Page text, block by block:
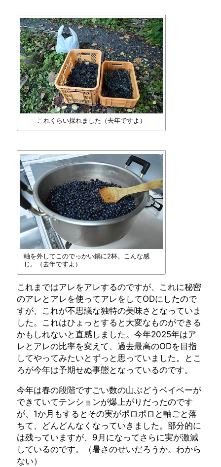
これくらい採れました（去年ですよ）
軸を外してこのでっかい鍋に2杯。こんな感
じ。（去年ですよ）
これまではアレをアレするのですが、これに秘密
のアレとアレを使ってアレをしてODにしたので
すが、これが不思議な独特の美味さとなっていま
した。これはひょっとすると大変なものができる
かもしれないと直感しました。今年2025年はア
レとアレの比率を変えて、過去最高のODを目指
してやってみたいとずっと思っていました。とこ
ろが今年は予期せぬ事態となっているのです。
今年は春の段階ですごい数の山ぶどうベイベーが
できていてテンションが爆上がりだったのです
が、1か月もするとその実がポロポロと軸ごと落
ちて、どんどんなくなっていきました。部分的に
は残っていますが、9月になってさらに実が激減
しているのです。（暑さのせいだろうか。わから
ない）